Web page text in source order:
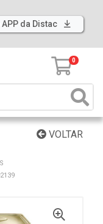
da Distac
0
VOLTAR